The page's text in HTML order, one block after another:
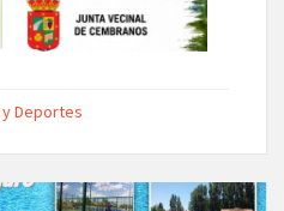
Deportes